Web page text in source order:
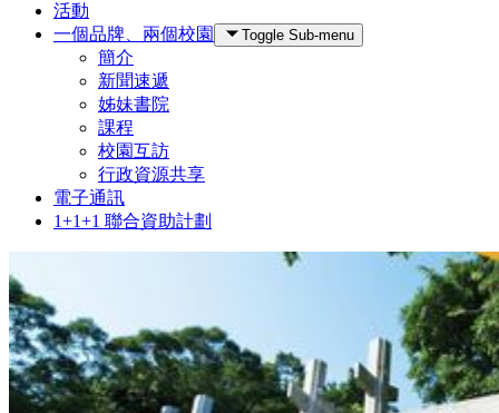
活動
一個品牌、兩個校園
Toggle Sub-menu
簡介
新聞速遞
姊妹書院
課程
校園互訪
行政資源共享
電子通訊
1+1+1 聯合資助計劃